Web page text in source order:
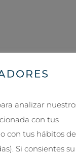
para la
analizar
con tus
con tus hábitos de
Si consientes su